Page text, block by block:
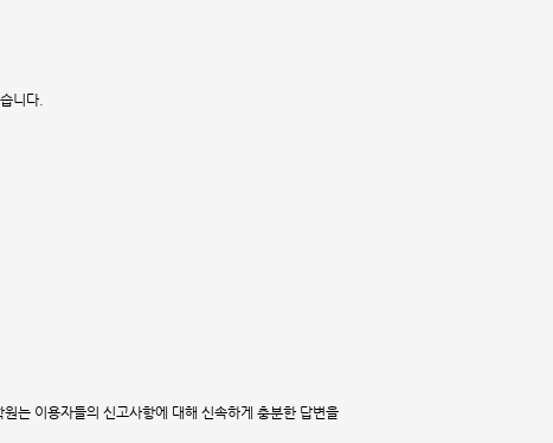
니다.
는 이용자들의 신고사항에 대해 신속하게 충분한 답변을